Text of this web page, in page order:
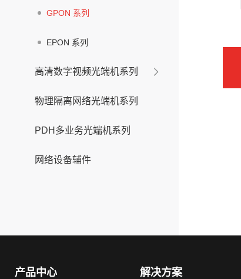
GPON 系列
EPON 系列
高清数字视频光端机系列
物理隔离网络光端机系列
PDH多业务光端机系列
网络设备辅件
产品中心 解决方案